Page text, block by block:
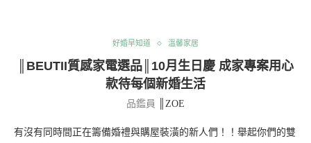
好婚早知道 溫馨家居
║BEUTII質感家電選品║10月生日慶 成家專案用心
款待每個新婚生活
品鑑員 ║ZOE
有沒有同時間正在籌備婚禮與購屋裝潢的新人們！！舉起你們的雙